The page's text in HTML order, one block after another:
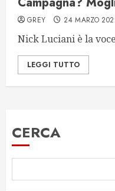
GREY 24 MARZO
Nick Luciani è la
LEGGI TUTTO
CERCA